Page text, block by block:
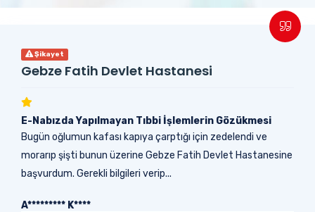
Şikayet
Gebze Fatih Devlet Hastanesi
E-Nabızda Yapılmayan Tıbbi İşlemlerin Gözükmesi
Bugün oğlumun kafası kapıya çarptığı için zedelendi ve
morarıp şişti bunun üzerine Gebze Fatih Devlet Hastanesine
başvurdum. Gerekli bilgileri verip...
A********* K****